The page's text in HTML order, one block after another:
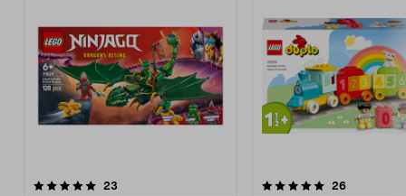
23
5.0 av 5 stjerner 26
4.5 av 5 stjerner